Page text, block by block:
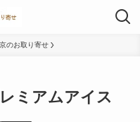
のお取り寄せ
ミアムアイス